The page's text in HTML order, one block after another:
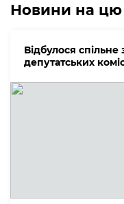
Новини на
Відбулося спільне
депутатських